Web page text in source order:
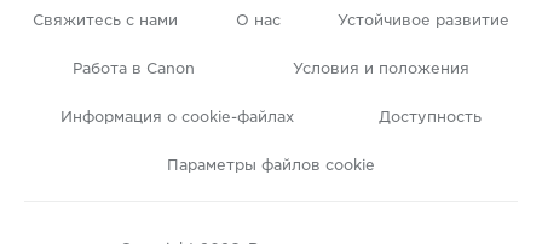
Свяжитесь с нами О нас Устойчивое развитие
Работа в Canon Условия и положения
Информация о cookie-файлах Доступность
Параметры файлов cookie